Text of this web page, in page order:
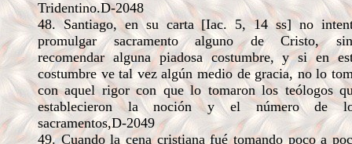
Tridentino.D-2048
48. Santiago, en su carta [Iac. 5, 14 ss] no
promulgar sacramento alguno de Cristo,
recomendar alguna piadosa costumbre, y si en
costumbre ve tal vez algún medio de gracia, no lo
con aquel rigor con que lo tomaron los teólogos
establecieron la noción y el número de
sacramentos,D-2049
49. Cuando la cena cristiana fué tomando poco a